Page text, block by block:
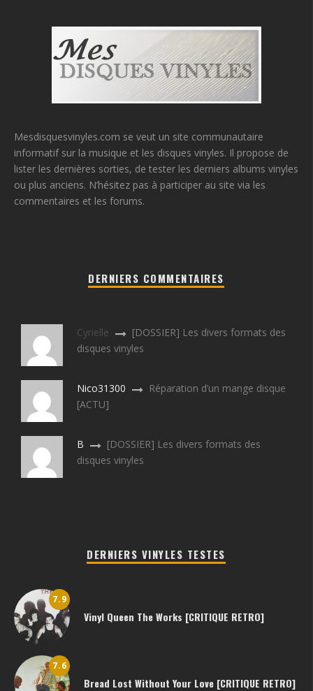
Mesdisquesvinyles.com se veut un site communautaire
informatif sur la musique et les disques vinyles. Il propose de
lister les dernières sorties, de tester les derniers albums vinyles
ou plus anciens. N’hésitez pas à participer au site via les
commentaires et les forums.
DERNIERS COMMENTAIRES
Cyrielle
[DOSSIER] Les divers formats des
disques vinyles
Nico31300
Réparation d’un mange disque
[ACTU]
B
[DOSSIER] Les divers formats des
disques vinyles
DERNIERS VINYLES TESTES
7.9
Vinyl Queen The Works [CRITIQUE RETRO]
7.6
Bread Lost Without Your Love [CRITIQUE RETRO]